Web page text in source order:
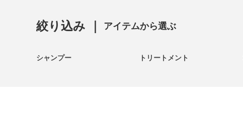
絞り込み ｜ アイテムから選ぶ
シャンプー トリートメント